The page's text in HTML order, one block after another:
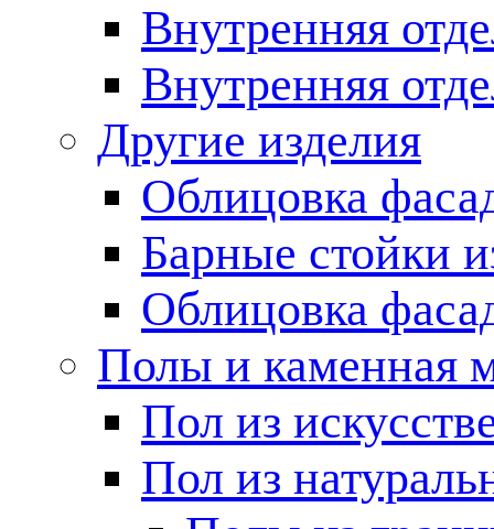
Внутренняя
Внутренняя
Другие изделия
Облицовка
Барные стойки
Облицовка
Полы и каменная
Пол из
Пол из